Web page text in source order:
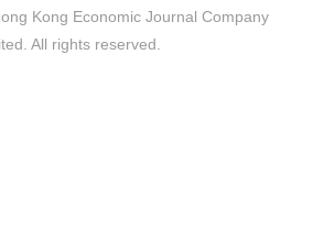
Kong Economic Journal Company
All rights reserved.